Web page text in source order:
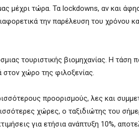
μέχρι τώρα. Τα lockdowns, αν και
την παρέλευση του χρόνου
τουριστικής βιομηχανίας. Η τάση
στον χώρο της φιλοξενίας.
προορισμούς, λες και
χώρες, ο ταξιδιώτης του
για ετήσια ανάπτυξη 10%,